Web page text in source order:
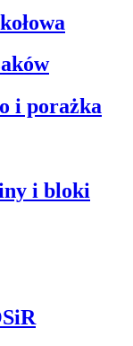
i porażka
i bloki